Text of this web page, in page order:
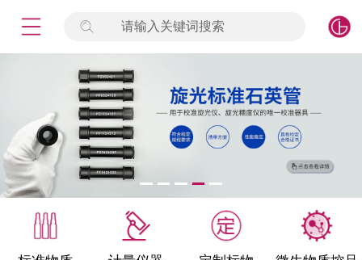
请输入关键词搜索
签到
标准物质
产品专项
微生物检测/质控品